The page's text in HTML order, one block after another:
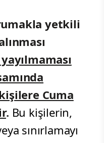
yetkili
Cuma
. Bu kişilerin,
sınırlamayı